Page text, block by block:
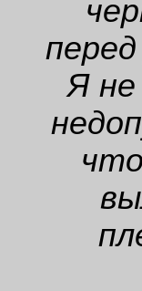
Я не